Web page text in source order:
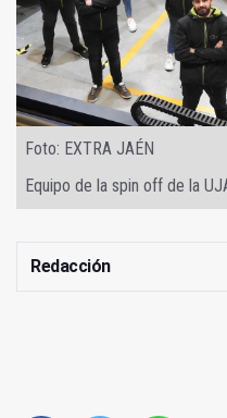
Foto: EXTRA JAÉN
Equipo de la spin off de la
Redacción